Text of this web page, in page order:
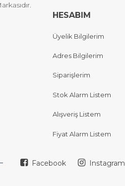
HESABIM
Üyelik Bilgilerim
Adres Bilgilerim
Siparişlerim
Stok Alarm Listem
Alışveriş Listem
Fiyat Alarm Listem
Facebook Instagram